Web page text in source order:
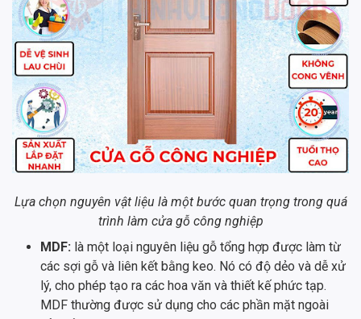
Lựa chọn nguyên vật liệu là một bước quan trọng trong quá
trình làm cửa gỗ công nghiệp
MDF: là một loại nguyên liệu gỗ tổng hợp được làm từ
các sợi gỗ và liên kết bằng keo. Nó có độ dẻo và dễ xử
lý, cho phép tạo ra các hoa văn và thiết kế phức tạp.
MDF thường được sử dụng cho các phần mặt ngoài